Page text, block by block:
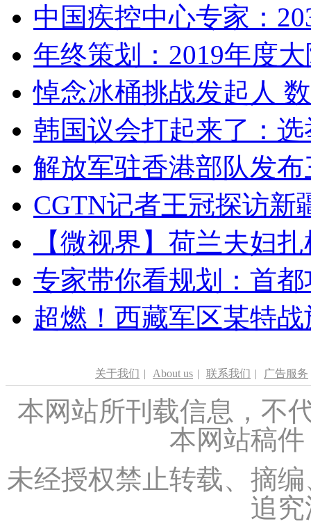
中国疾控中心专家：
年终策划：2019年度
悼念冰桶挑战发起人
韩国议会打起来了：
解放军驻香港部队发
CGTN记者王冠探访新
【微视界】荷兰夫妇
专家带你看规划：首
超燃！西藏军区某特
关于我们 | About us | 联系我们 | 广告服务
本网站所刊载信息，不
本网站稿
未经授权禁止转载、摘
追